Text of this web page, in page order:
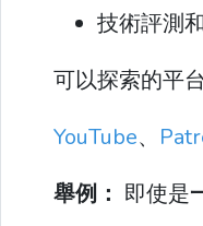
技術評測
可以探索的平
YouTube、
舉例： 即使是